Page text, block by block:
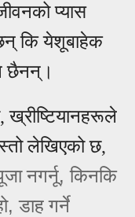
प्यास
कि येशूबाहेक
छैनन्।
ख्रीष्टियानहरूले
लेखिएको छ,
नगर्नू,किनकि
,डाह गर्ने